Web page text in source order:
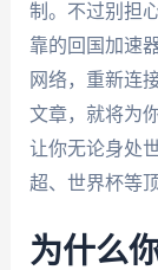
制。不过别担
靠的回国加速
网络，重新连
文章，就将为
让你无论身处
超、世界杯等
为什么